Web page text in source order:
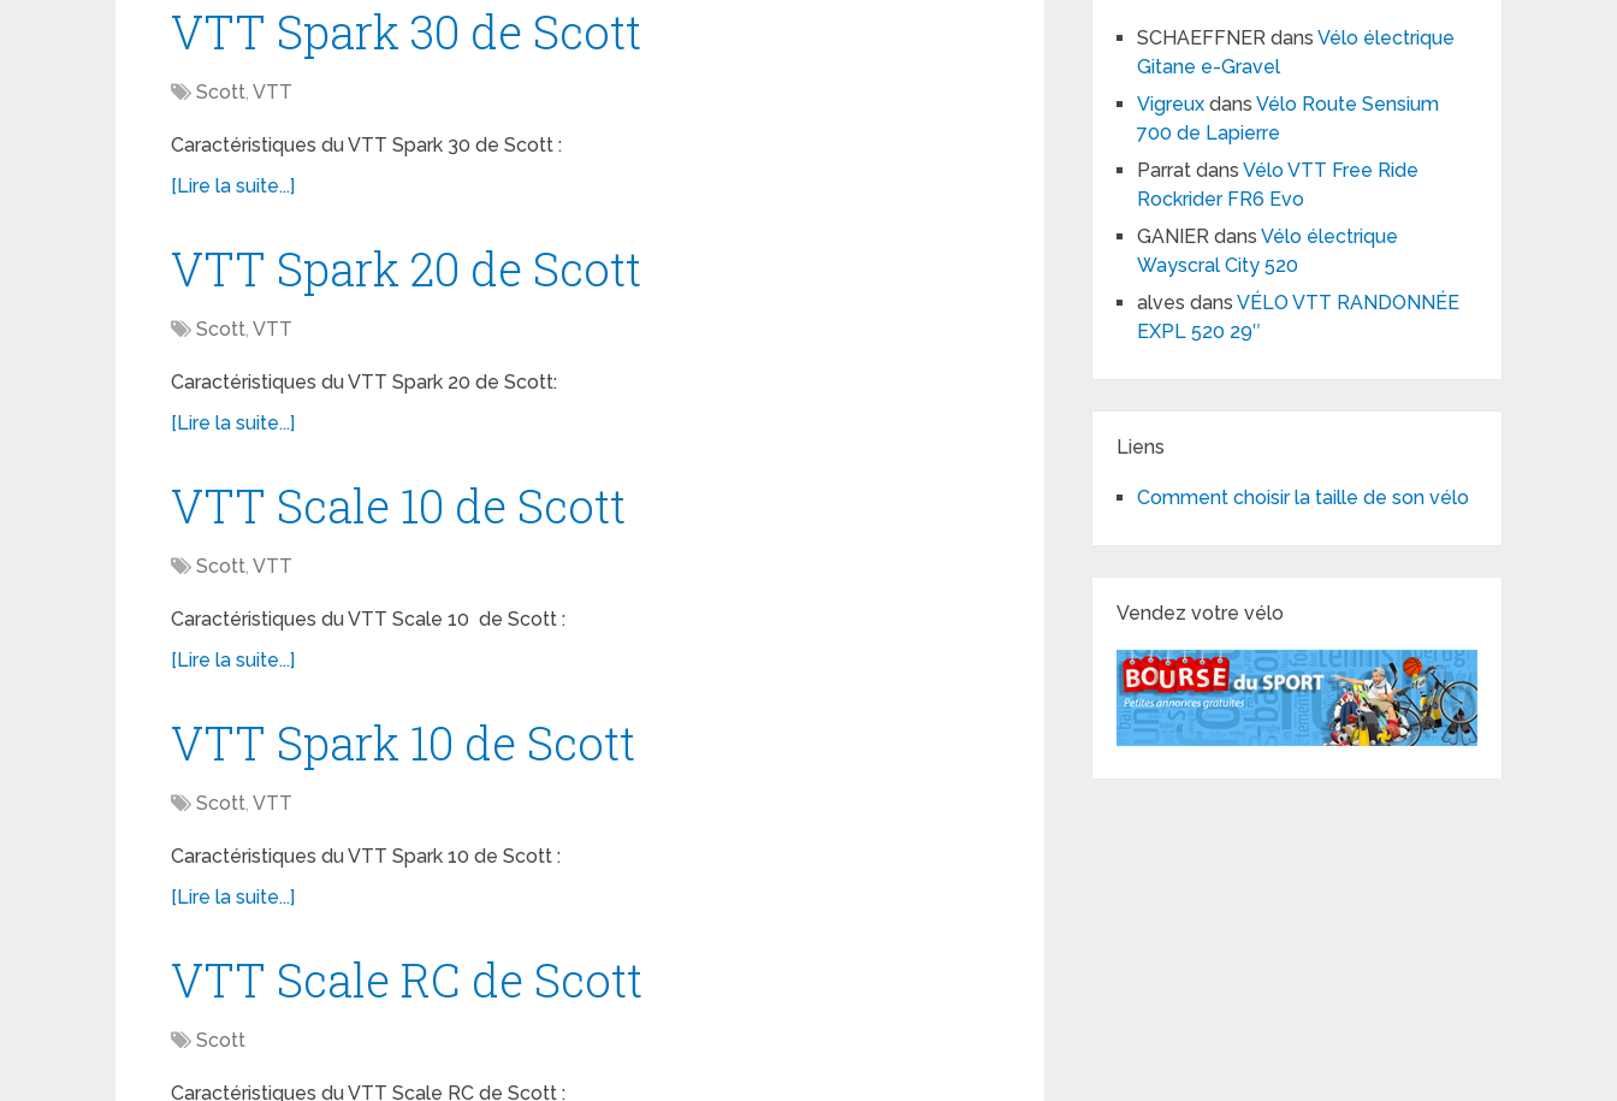
VTT Spark 30 de Scott
Scott, VTT
Caractéristiques du VTT Spark 30 de Scott :
[Lire la suite...]
VTT Spark 20 de Scott
Scott, VTT
Caractéristiques du VTT Spark 20 de Scott:
[Lire la suite...]
VTT Scale 10 de Scott
Scott, VTT
Caractéristiques du VTT Scale 10 de Scott :
[Lire la suite...]
VTT Spark 10 de Scott
Scott, VTT
Caractéristiques du VTT Spark 10 de Scott :
[Lire la suite...]
VTT Scale RC de Scott
Scott
Caractéristiques du VTT Scale RC de Scott :
SCHAEFFNER dansVélo électrique
Gitane e-Gravel
Vigreux dansVélo Route Sensium
700 de Lapierre
Parrat dansVélo VTT Free Ride
Rockrider FR6 Evo
GANIER dansVélo électrique
Wayscral City 520
alves dansVÉLO VTT RANDONNÉE
EXPL 520 29″
Liens
Comment choisir la taille de son vélo
Vendez votre vélo